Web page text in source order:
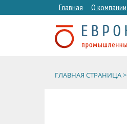
Главная О компании
ГЛАВНАЯ СТРАНИЦА >